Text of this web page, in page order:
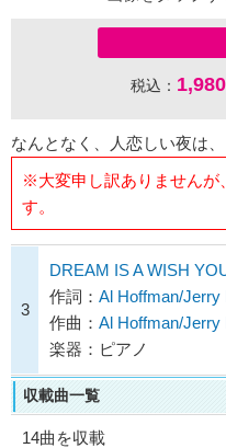
税込： 1,980
なんとなく、人恋しい夜は
※大変申し訳ありませんが
す。
3
DREAM IS A WISH
作詞： Al Hoffman/
作曲： Al Hoffman/
楽器：ピアノ
収載曲一覧
14曲を収載